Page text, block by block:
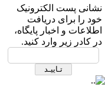
نشانی پست الکترونیک
خود را برای دریافت
اطلاعات و اخبار پایگاه،
در کادر زیر وارد کنید.